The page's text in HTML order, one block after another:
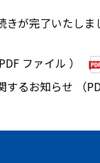
が完了いたし
ファイル ）
るお知らせ （